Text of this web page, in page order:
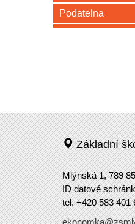
Podatelna
Základní
Mlýnská 1, 789
ID datové
tel. +420 583 401